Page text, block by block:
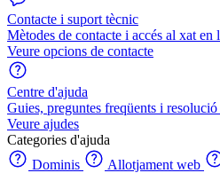
Contacte i suport tècnic
Mètodes de contacte i accés al xat en
Veure opcions de contacte
Centre d'ajuda
Guies, preguntes freqüents i resolució
Veure ajudes
Categories d'ajuda
Dominis
Allotjament web